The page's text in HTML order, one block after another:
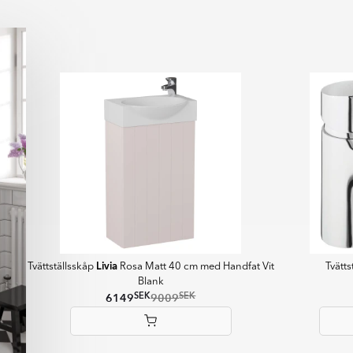
du till en mer hållbar
steg mot klimatneutrala
Tvättställsskåp LiviaRosa Matt 40 cm med Handfat Vit
Blank
6149SEK9009SEK
Item